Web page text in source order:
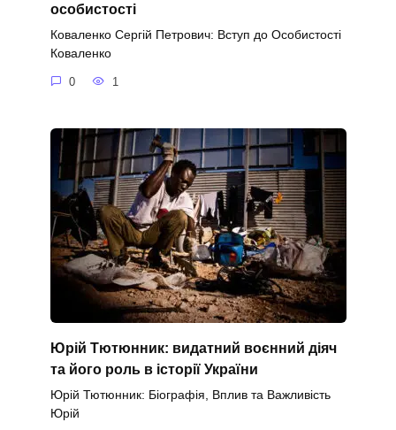
особистості
Коваленко Сергій Петрович: Вступ до Особистості
Коваленко
0 1
Юрій Тютюнник: видатний воєнний діяч
та його роль в історії України
Юрій Тютюнник: Біографія, Вплив та Важливість
Юрій